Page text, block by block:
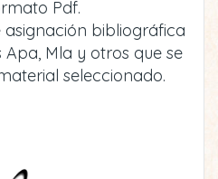
Pdf.
bibliográfica
Mla y otros que se
seleccionado.